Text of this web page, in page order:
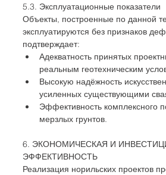
5.3. Эксплуатационные показатели
Объекты, построенные по данной
эксплуатируются без признаков
подтверждает:
Адекватность принятых
реальным геотехническим
Высокую надёжность
усиленных существующими
Эффективность комплексного
мерзлых грунтов.
6. ЭКОНОМИЧЕСКАЯ И
ЭФФЕКТИВНОСТЬ
Реализация норильских проектов